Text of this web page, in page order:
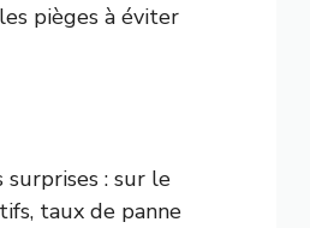
pièges à éviter
: sur le
taux de panne